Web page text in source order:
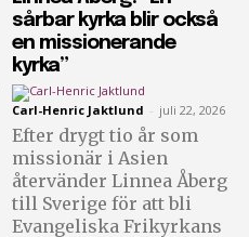
sårbar kyrka blir också
en missionerande
kyrka”
Carl-Henric Jaktlund - juli 22, 2026
Efter drygt tio år som
missionär i Asien
återvänder Linnea Åberg
till Sverige för att bli
Evangeliska Frikyrkans